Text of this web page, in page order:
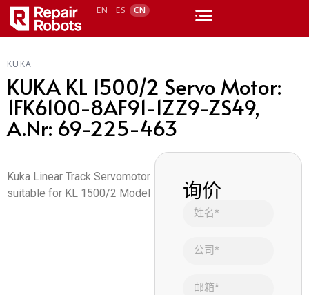
EN ES CN
KUKA
KUKA KL 1500/2 Servo Motor:
1FK6100-8AF91-1ZZ9-ZS49,
A.Nr: 69-225-463
Kuka Linear Track Servomotor
suitable for KL 1500/2 Model
询价